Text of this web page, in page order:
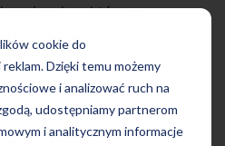
cookie do
Dzięki temu możemy
i analizować ruch na
udostępniamy partnerom
i analitycznym informacje
z którego
mailową na adres
rozpatrzy
osobę
o sposobie jej